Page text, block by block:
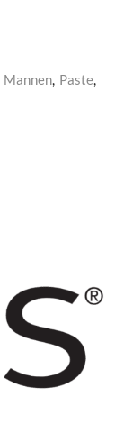
Mannen, Paste,